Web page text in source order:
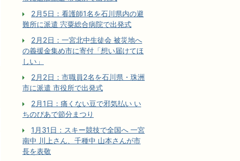
2月5日：看護師1名を石川県内の避
難所に派遣 宍粟総合病院で出発式
2月2日：一宮北中生徒会 被災地へ
の義援金集め市に寄付「想い届けてほ
しい」
2月2日：市職員2名を石川県・珠洲
市に派遣 市役所で出発式
2月1日：痛くない豆で邪気払い い
ちのぴあで節分まつり
1月31日：スキー競技で全国へ 一宮
南中 川上さん、千種中 山本さんが市
長を表敬